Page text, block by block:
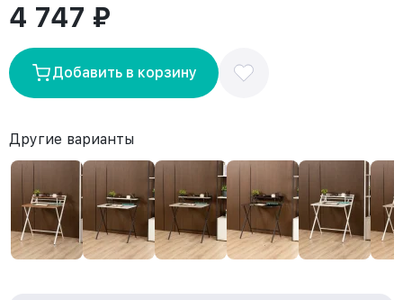
4 747 ₽
Добавить в корзину
Другие варианты